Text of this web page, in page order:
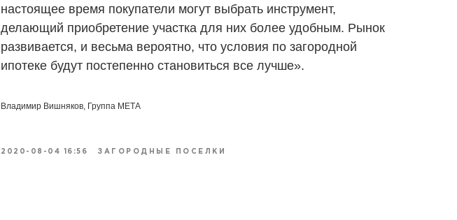
настоящее время покупатели могут выбрать инструмент,
делающий приобретение участка для них более удобным. Рынок
развивается, и весьма вероятно, что условия по загородной
ипотеке будут постепенно становиться все лучше».
Владимир Вишняков, Группа МЕТА
2020-08-04 16:56 ЗАГОРОДНЫЕ ПОСЕЛКИ